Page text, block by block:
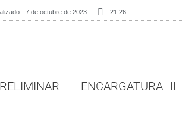
- 7 de octubre de 2023 21:26
– ENCARGATURA II